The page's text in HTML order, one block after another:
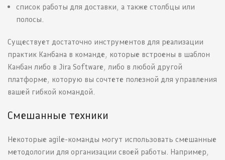
список работы для доставки, а также столбцы или
полосы.
Существует достаточно инструментов для реализации
практик Канбана в команде, которые встроены в шаблон
Канбан либо в Jira Software, либо в любой другой
платформе, которую вы сочтете полезной для управления
вашей гибкой командой.
Смешанные техники
Некоторые agile-команды могут использовать смешанные
методологии для организации своей работы. Например,